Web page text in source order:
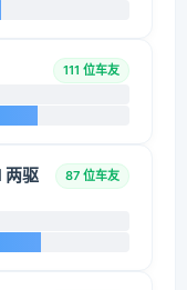
111 位车友
两驱
87 位车友